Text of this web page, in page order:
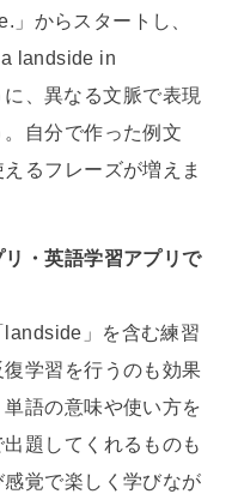
からスタートし、
landside in
、異なる文脈で表現
自分で作った例文
るフレーズが増えま
リ・英語学習アプリで
」を含む練習
学習を行うのも効果
語の意味や使い方を
題してくれるものも
覚で楽しく学びなが